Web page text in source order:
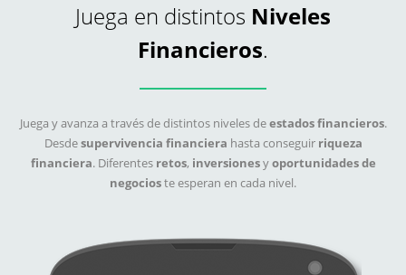
Juega en distintos Niveles
Financieros.
Juega y avanza a través de distintos niveles deestados financieros.
Desdesupervivencia financiera hasta conseguir riqueza
financiera. Diferentes retos, inversionesyoportunidades de
negocioste esperan en cada nivel.